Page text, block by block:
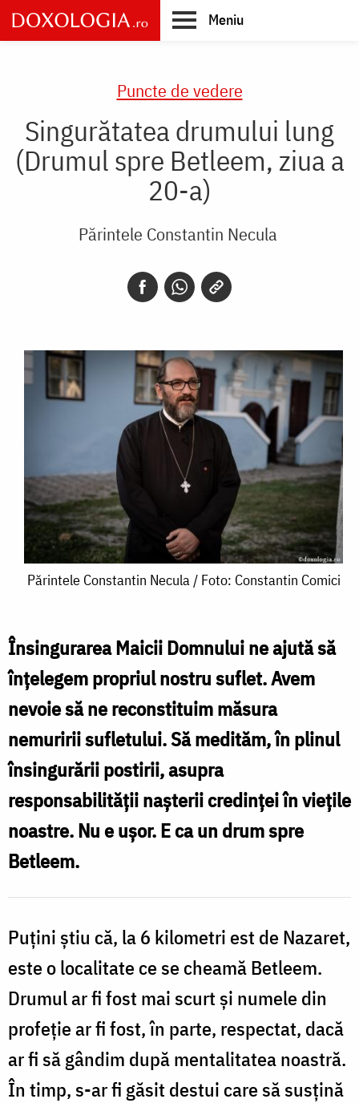
Skip
to
main
Meniu
Puncte de vedere
Singurătatea drumului lung
(Drumul spre Betleem, ziua a
20-a)
Părintele Constantin Necula
Părintele
/
Foto:
Constantin
Comici
Părintele Constantin Necula / Foto: Constantin Comici
Însingurarea Maicii Domnului ne ajută să
înțelegem propriul nostru suflet. Avem
nevoie să ne reconstituim măsura
nemuririi sufletului. Să medităm, în plinul
însingurării postirii, asupra
responsabilității nașterii credinței în viețile
noastre. Nu e ușor. E ca un drum spre
Betleem.
Puțini știu că, la 6 kilometri est de Nazaret,
este o localitate ce se cheamă Betleem.
Drumul ar fi fost mai scurt și numele din
profeție ar fi fost, în parte, respectat, dacă
ar fi să gândim după mentalitatea noastră.
În timp, s-ar fi găsit destui care să susțină